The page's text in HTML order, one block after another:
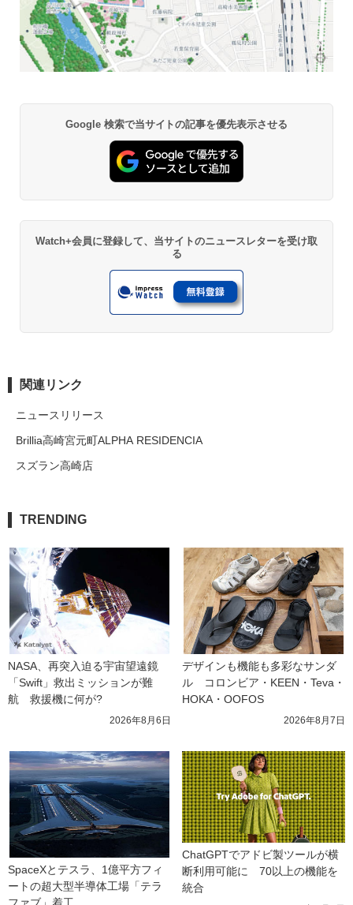
Google 検索で当サイトの記事を優先表示させる
Watch+会員に登録して、当サイトのニュースレターを受け取
る
関連リンク
ニュースリリース
Brillia高崎宮元町ALPHA RESIDENCIA
スズラン高崎店
TRENDING
NASA、再突入迫る宇宙望遠鏡
「Swift」救出ミッションが難
航　救援機に何が?
2026年8月6日
デザインも機能も多彩なサンダ
ル　コロンビア・KEEN・Teva・
HOKA・OOFOS
2026年8月7日
SpaceXとテスラ、1億平方フィ
ートの超大型半導体工場「テラ
ファブ」着工
ChatGPTでアドビ製ツールが横
断利用可能に　70以上の機能を
統合